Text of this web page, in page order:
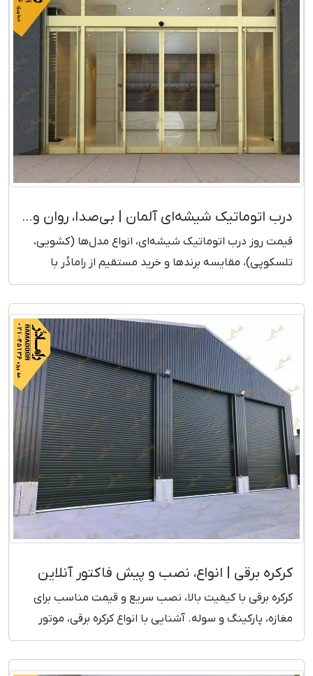
درب اتوماتیک شیشه‌ای آلمان | بی‌صدا، روان و مدرن + قیمت روز
قیمت روز درب اتوماتیک شیشه‌ای، انواع مدل‌ها (کشویی،
تلسکوپی)، مقایسه برندها و خرید مستقیم از رامادُر با
ضمانت و خدمات سریع.
کرکره برقی | انواع، نصب و پیش فاکتور آنلاین
کرکره برقی با کیفیت بالا، نصب سریع و قیمت مناسب برای
مغازه، پارکینگ و سوله. آشنایی با انواع کرکره برقی، موتور
تیوبلار و ساید، مزایا و قیمت روز.